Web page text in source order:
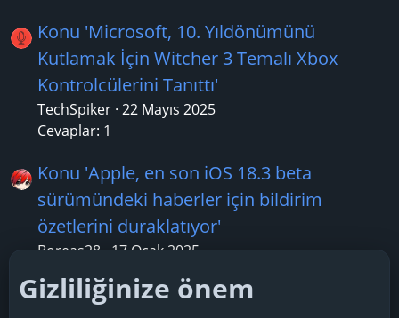
Konu 'Microsoft, 10. Yıldönümünü
Kutlamak İçin Witcher 3 Temalı Xbox
Kontrolcülerini Tanıttı'
TechSpiker 22 Mayıs 2025
Cevaplar: 1
Konu 'Apple, en son iOS 18.3 beta
sürümündeki haberler için bildirim
özetlerini duraklatıyor'
Boreas28 17 Ocak 2025
Gizliliğinize önem